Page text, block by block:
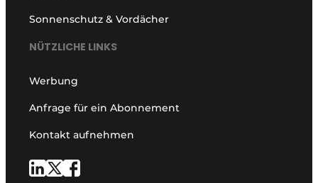
Sonnenschutz & Vordächer
NÜTZLICHE LINKS
Werbung
Anfrage für ein Abonnement
Kontakt aufnehmen